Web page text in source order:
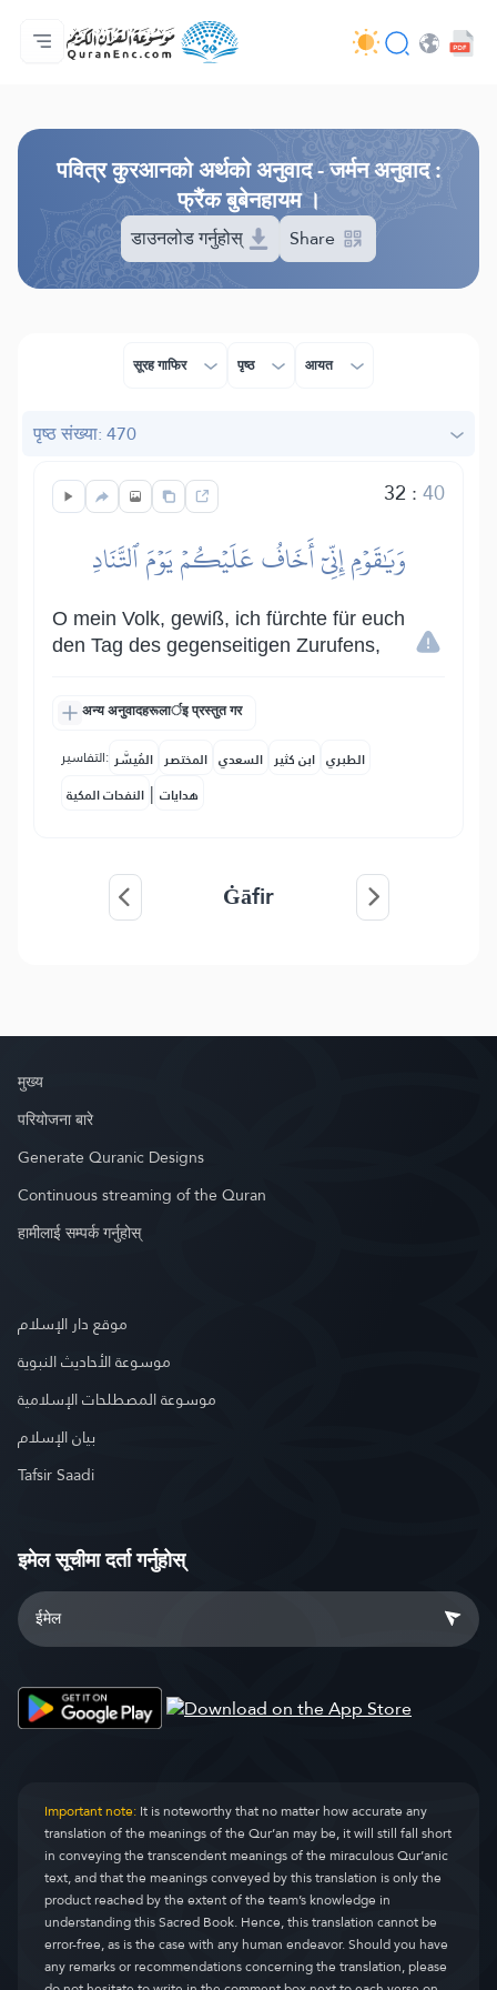
मुख्य
अनुवादहरूको सूची
Audio
विकासकर्ताहरूका सेवाहरू - API
परियोजना बारे
हामीलाई सम्पर्क गर्नुहोस्
भाषा
पवित्र कुरआनको अर्थको अनुवाद - जर्मन अनुवाद :
फ्रैंक बुबेनहायम ।
डाउनलोड गर्नुहोस् Share
सूरह गाफिर पृष्ठ आयत
पृष्ठ संख्या: 470
32 :40
وَيَٰقَوۡمِ إِنِّيٓ أَخَافُ عَلَيۡكُمۡ يَوۡمَ ٱلتَّنَادِ
O mein Volk, gewiß, ich fürchte für euch
den Tag des gegenseitigen Zurufens,
अन्य अनुवादहरूलार्इ प्रस्तुत गर
التفاسير: المُيسَّر المختصر السعدي ابن كثير الطبري
النفحات المكية | هدايات
Ġāfir
मुख्य
परियोजना बारे
Generate Quranic Designs
Continuous streaming of the Quran
हामीलाई सम्पर्क गर्नुहोस्
موقع دار الإسلام
موسوعة الأحاديث النبوية
موسوعة المصطلحات الإسلامية
بيان الإسلام
Tafsir Saadi
इमेल सूचीमा दर्ता गर्नुहोस्
Important note:It is noteworthy that no matter how accurate any
translation of the meanings of the Qur’an may be, it will still fall short
in conveying the transcendent meanings of the miraculous Qur’anic
text, and that the meanings conveyed by this translation is only the
product reached by the extent of the team’s knowledge in
understanding this Sacred Book. Hence, this translation cannot be
error-free, as is the case with any human endeavor. Should you have
any remarks or recommendations concerning the translation, please